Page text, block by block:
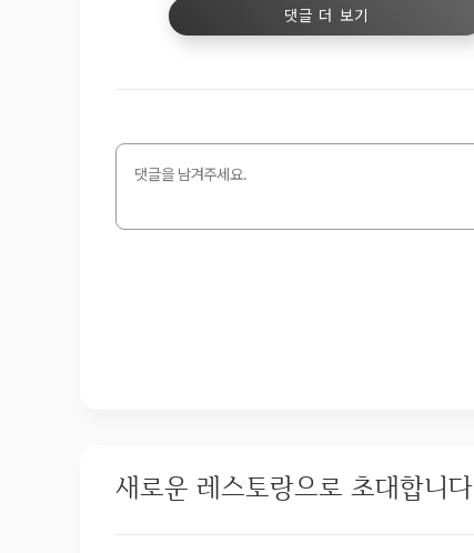
댓글 더 보기
새로운 레스토랑으로 초대합니다